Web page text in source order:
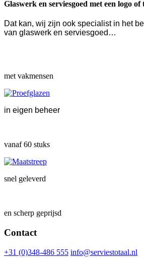
Glaswerk en serviesgoed met een logo of
Dat kan, wij zijn ook specialist in het
van glaswerk en serviesgoed…
met vakmensen
in eigen beheer
vanaf 60 stuks
snel geleverd
en scherp geprijsd
Contact
+31 (0)348-486 555 info@serviestotaal.nl